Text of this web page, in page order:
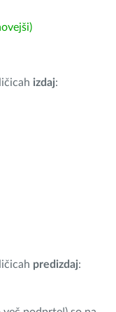
izdaj:
predizdaj: